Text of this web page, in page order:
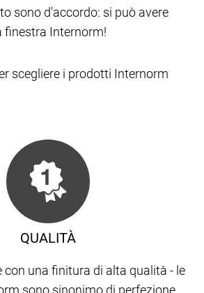
sono d'accordo: si può avere
finestra Internorm!
scegliere i prodotti Internorm
QUALITÀ
con una finitura di alta qualità - le
sono sinonimo di perfezione